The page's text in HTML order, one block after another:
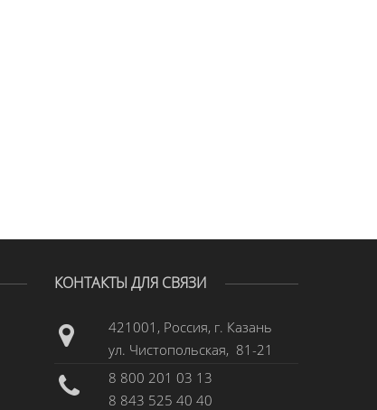
КОНТАКТЫ ДЛЯ СВЯЗИ
421001, Россия, г. Казань
ул. Чистопольская, 81-21
8 800 201 03 13
8 843 525 40 40